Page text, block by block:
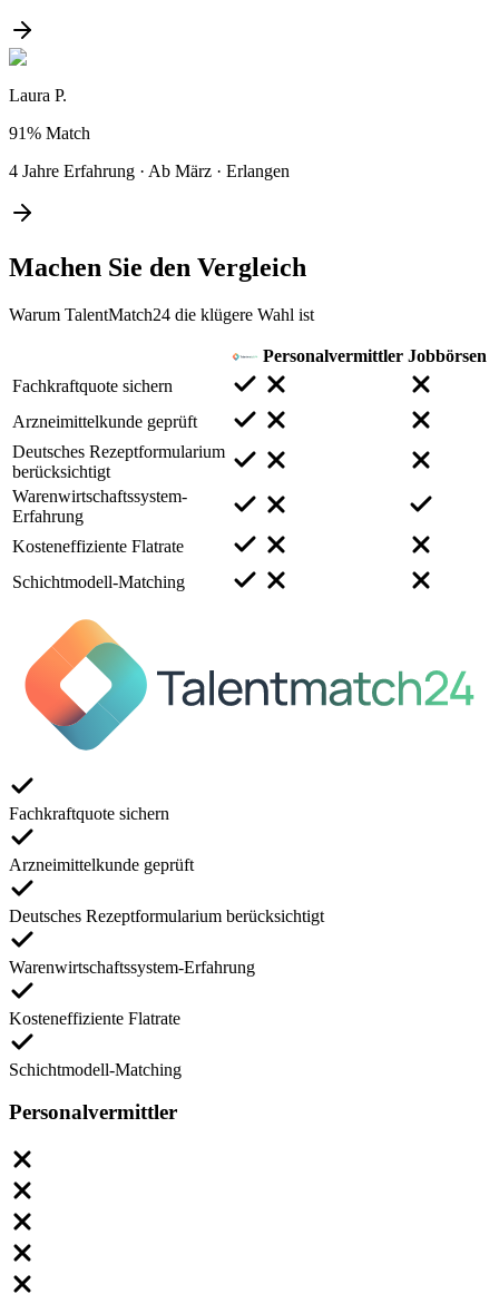
Laura P.
91% Match
4 Jahre Erfahrung · Ab März · Erlangen
Machen Sie den Vergleich
Warum TalentMatch24 die klügere Wahl ist
Personalvermittler Jobbörsen
Fachkraftquote sichern
Arzneimittelkunde geprüft
Deutsches Rezeptformularium
berücksichtigt
Warenwirtschaftssystem-
Erfahrung
Kosteneffiziente Flatrate
Schichtmodell-Matching
Fachkraftquote sichern
Arzneimittelkunde geprüft
Deutsches Rezeptformularium berücksichtigt
Warenwirtschaftssystem-Erfahrung
Kosteneffiziente Flatrate
Schichtmodell-Matching
Personalvermittler